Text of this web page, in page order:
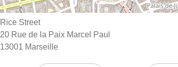
Rice Street
20 Rue de la Paix Marcel Paul
13001 Marseille